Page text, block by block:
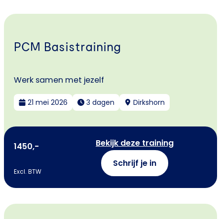
PCM Basistraining
Werk samen met jezelf
21 mei 2026 3 dagen Dirkshorn
1450,-
Excl. BTW
Bekijk deze training
Schrijf je in